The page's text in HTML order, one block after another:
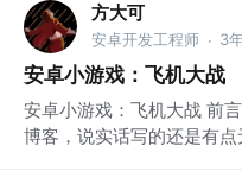
方大可
安卓开发工程师 · 3
安卓小游戏：飞机大战
安卓小游戏：飞机大战 前
博客，说实话写的还是有点